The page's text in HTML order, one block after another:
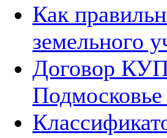
Как
земельного
Договор